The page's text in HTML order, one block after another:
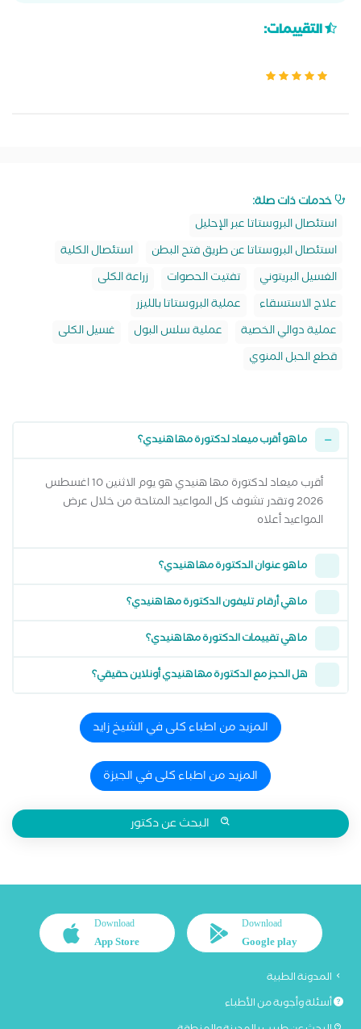
التقييمات:
خدمات ذات صلة:
استئصال البروستاتا عبر الإحليل
استئصال البروستاتا عن طريق فتح البطن
استئصال الكلية
الغسيل البريتوني
تفتيت الحصوات
زراعة الكلى
علاج الاستسقاء
عملية البروستاتا بالليزر
عملية دوالي الخصية
عملية سلس البول
غسيل الكلى
قطع الحبل المنوي
ما هو أقرب ميعاد لدكتورة مها هنيدي؟
أقرب ميعاد لدكتورة مها هنيدي هو يوم الاثنين 10 اغسطس
2026 وتقدر تشوف كل المواعيد المتاحة من خلال عرض
المواعيد أعلاه
ما هو عنوان الدكتورة مها هنيدي؟
ما هي أرقام تليفون الدكتورة مها هنيدي؟
ما هي تقييمات الدكتورة مها هنيدي؟
هل الحجز مع الدكتورة مها هنيدي أونلاين حقيقي؟
المزيد من اطباء كلى في الشيخ زايد
المزيد من اطباء كلى في الجيزة
البحث عن دكتور
Download
Google play
Download
App Store
المدونة الطبية
أسئلة وأجوبة من الأطباء